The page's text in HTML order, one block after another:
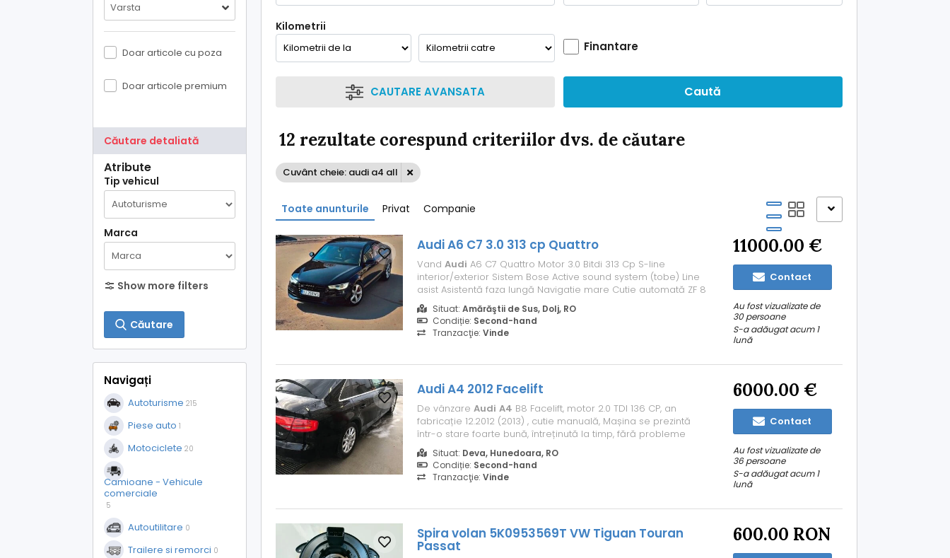
Varsta
Doar articole cu poza
Doar articole premium
Căutare detaliată
Atribute
Tip vehicul
Marca
Show more filters
Căutare
Navigați
Autoturisme 215
Piese auto 1
Motociclete 20
Camioane - Vehicule
comerciale
5
Autoutilitare 0
Trailere si remorci 0
Kilometrii
Finantare
CAUTARE AVANSATA Caută
12 rezultate corespund criteriilor dvs. de căutare
Cuvânt cheie: audi a4 all
Toate anunturile Privat Companie
AudiA6 C7 3.0 313 cp Quattro
Vand Audi A6 C7 Quattro Motor 3.0 Bitdi 313 Cp S-line
interior/exterior Sistem Bose Active sound system (tobe) Line
asist Asistentă faza lungă Navigatie mare Cutie automată ZF 8
hp Jante originaleaudi R18 cu cauciucuri michelin Ofer mai
multe detalii la telefon
Situat: Amărăştii de Sus, Dolj, RO
Condiție: Second-hand
Tranzacţie: Vinde
11000.00 €
Contact
Au fost vizualizate de
30 persoane
S-a adăugat acum 1
lună
AudiA4 2012 Facelift
De vânzare Audi A4 B8 Facelift, motor 2.0 TDI 136 CP, an
fabricație 12.2012 (2013) , cutie manuală, Mașina se prezintă
într-o stare foarte bună, întreținută la timp, fără probleme
tehnice sau estetice majore. Este înmatriculată în România, cu
toate actele în regulă. An fabricație: 2012 Motor: 2.0 TDI, 143 CP
Cutie: Man...
Situat: Deva, Hunedoara, RO
Condiție: Second-hand
Tranzacţie: Vinde
6000.00 €
Contact
Au fost vizualizate de
36 persoane
S-a adăugat acum 1
lună
Spira volan 5K0953569T VW Tiguan Touran
Passat
600.00 RON